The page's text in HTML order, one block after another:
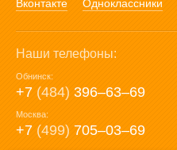
Вконтакте Одноклассники
Наши телефоны:
Обнинск:
+7 (484) 396‒63‒69
Москва:
+7 (499) 705‒03‒69